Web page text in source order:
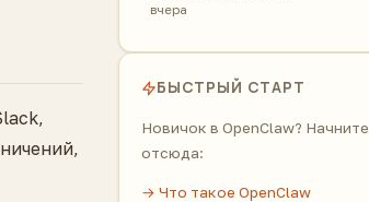
вчера
БЫСТРЫЙ СТАРТ
Новичок в OpenClaw? Начните
отсюда:
→ Что такое OpenClaw